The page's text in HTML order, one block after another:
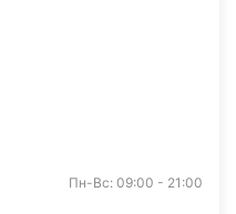
Пн-Вс: 09:00 - 21:00